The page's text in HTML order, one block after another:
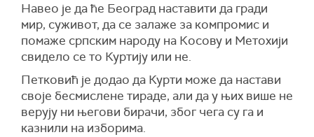
Навео је да ће Београд наставити да гради
мир, суживот, да се залаже за компромис и
помаже српским народу на Косову и Метохији
свидело се то Куртију или не.
Петковић је додао да Курти може да настави
своје бесмислене тираде, али да у њих више не
верују ни његови бирачи, због чега су га и
казнили на изборима.